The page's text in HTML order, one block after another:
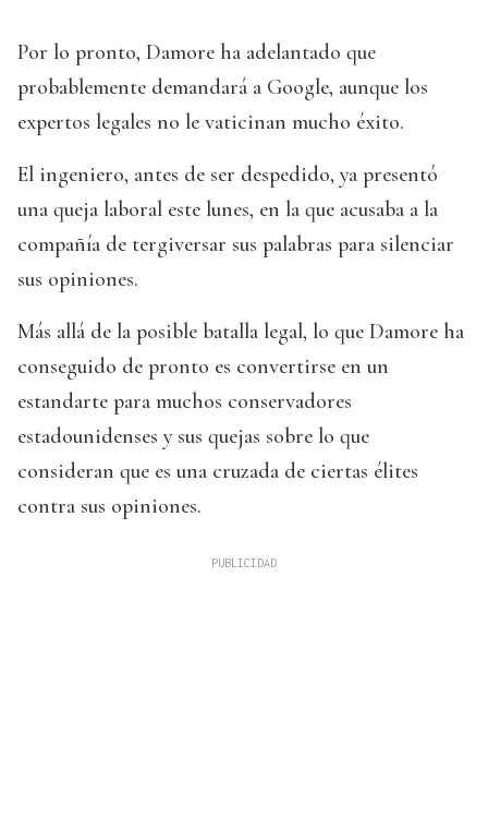
Por lo pronto, Damore ha adelantado que
probablemente demandará a Google, aunque los
expertos legales no le vaticinan mucho éxito.
El ingeniero, antes de ser despedido, ya presentó
una queja laboral este lunes, en la que acusaba a la
compañía de tergiversar sus palabras para silenciar
sus opiniones.
Más allá de la posible batalla legal, lo que Damore ha
conseguido de pronto es convertirse en un
estandarte para muchos conservadores
estadounidenses y sus quejas sobre lo que
consideran que es una cruzada de ciertas élites
contra sus opiniones.